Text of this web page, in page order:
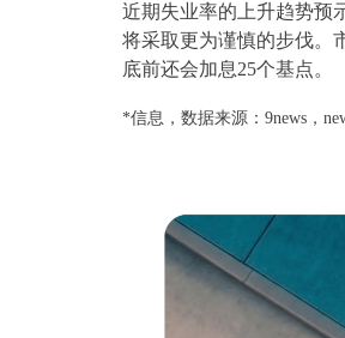
近期失业率的上升趋势预
将采取更为谨慎的步伐。
底前还会加息25个基点。
*信息，数据来源：9news，